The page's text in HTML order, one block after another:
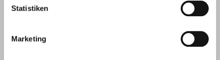
Statistiken
Marketing